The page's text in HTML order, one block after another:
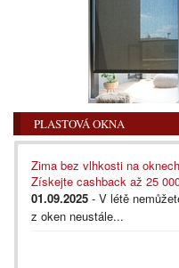
PLASTOVÁ OKNA
Zima bez vlhkosti na
Získejte cashback až 25
01.09.2025 - V létě
z oken neustále...